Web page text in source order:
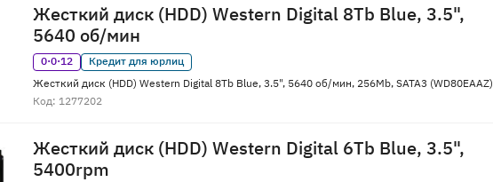
Жесткий диск (HDD) Western Digital 8Tb Blue, 3.5",
5640 об/мин
0·0·12
Кредит для юрлиц
Жесткий диск (HDD) Western Digital 8Tb Blue, 3.5", 5640 об/мин, 256Mb, SATA3 (WD80EAAZ)
Код: 1277202
Жесткий диск (HDD) Western Digital 6Tb Blue, 3.5",
5400rpm